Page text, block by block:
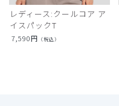
レディース:クールコア ア
イスパックT
7,590円 （税込）